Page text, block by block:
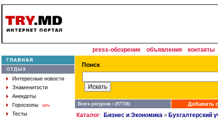
press-обозрение объявления контакты
Интересные новости
Знаменитости
Анекдоты
Гороскопы
new
Тесты
Всего ресурсов : (97718) Добавить
Каталог: Бизнес и Экономика > Бухгалтерский